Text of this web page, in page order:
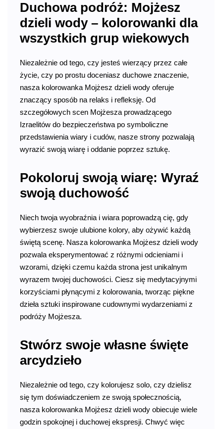
Duchowa podróż: Mojżesz
dzieli wody – kolorowanki dla
wszystkich grup wiekowych
Niezależnie od tego, czy jesteś wierzący przez całe
życie, czy po prostu doceniasz duchowe znaczenie,
nasza kolorowanka Mojżesz dzieli wody oferuje
znaczący sposób na relaks i refleksję. Od
szczegółowych scen Mojżesza prowadzącego
Izraelitów do bezpieczeństwa po symboliczne
przedstawienia wiary i cudów, nasze strony pozwalają
wyrazić swoją wiarę i oddanie poprzez sztukę.
Pokoloruj swoją wiarę: Wyraź
swoją duchowość
Niech twoja wyobraźnia i wiara poprowadzą cię, gdy
wybierzesz swoje ulubione kolory, aby ożywić każdą
świętą scenę. Nasza kolorowanka Mojżesz dzieli wody
pozwala eksperymentować z różnymi odcieniami i
wzorami, dzięki czemu każda strona jest unikalnym
wyrazem twojej duchowości. Ciesz się medytacyjnymi
korzyściami płynącymi z kolorowania, tworząc piękne
dzieła sztuki inspirowane cudownymi wydarzeniami z
podróży Mojżesza.
Stwórz swoje własne święte
arcydzieło
Niezależnie od tego, czy kolorujesz solo, czy dzielisz
się tym doświadczeniem ze swoją społecznością,
nasza kolorowanka Mojżesz dzieli wody obiecuje wiele
godzin spokojnej i duchowej ekspresji. Chwyć więc